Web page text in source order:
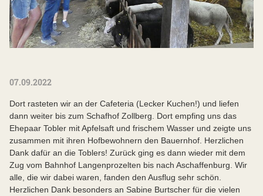
07.09.2022
Dort rasteten wir an der Cafeteria (Lecker Kuchen!) und liefen
dann weiter bis zum Schafhof Zollberg. Dort empfing uns das
Ehepaar Tobler mit Apfelsaft und frischem Wasser und zeigte uns
zusammen mit ihren Hofbewohnern den Bauernhof. Herzlichen
Dank dafür an die Toblers! Zurück ging es dann wieder mit dem
Zug vom Bahnhof Langenprozelten bis nach Aschaffenburg. Wir
alle, die wir dabei waren, fanden den Ausflug sehr schön.
Herzlichen Dank besonders an Sabine Burtscher für die vielen